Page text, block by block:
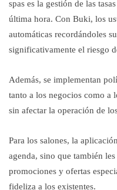
spas es la gestión de las
última hora. Con Buki, los
automáticas recordándoles
significativamente el riesgo
Además, se implementan
tanto a los negocios como a
sin afectar la operación de
Para los salones, la
agenda, sino que también
promociones y ofertas
fideliza a los existentes.